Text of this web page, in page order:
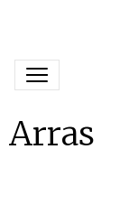
Arras